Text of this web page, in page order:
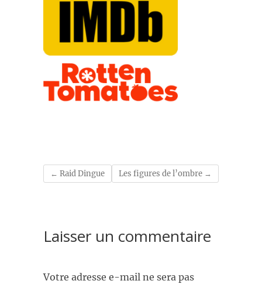
← Raid Dingue Les figures de l’ombre →
Laisser un commentaire
Votre adresse e-mail ne sera pas